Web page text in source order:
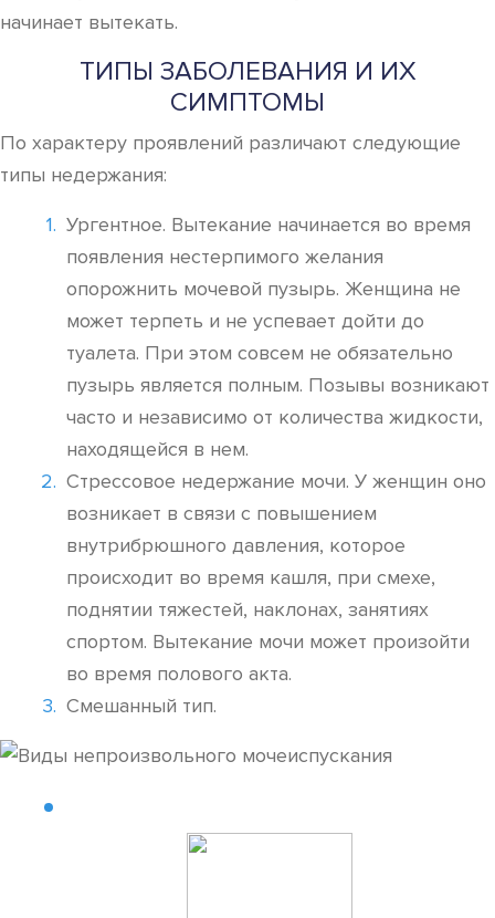
начинает вытекать.
ТИПЫ ЗАБОЛЕВАНИЯ И ИХ
СИМПТОМЫ
По характеру проявлений различают следующие
типы недержания:
Ургентное. Вытекание начинается во время
появления нестерпимого желания
опорожнить мочевой пузырь. Женщина не
может терпеть и не успевает дойти до
туалета. При этом совсем не обязательно
пузырь является полным. Позывы возникают
часто и независимо от количества жидкости,
находящейся в нем.
Стрессовое недержание мочи. У женщин оно
возникает в связи с повышением
внутрибрюшного давления, которое
происходит во время кашля, при смехе,
поднятии тяжестей, наклонах, занятиях
спортом. Вытекание мочи может произойти
во время полового акта.
Смешанный тип.